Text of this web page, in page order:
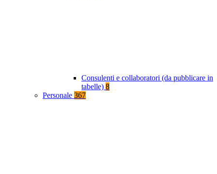
Consulenti e collaboratori (da pubblicare in
tabelle) 8
Personale 367